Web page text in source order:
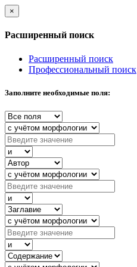
×
Расширенный поиск
Расширенный поиск
Профессиональный поиск
Заполните необходимые поля: